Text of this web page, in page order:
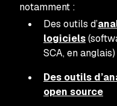
notamment :
Des outils d’
logiciels(
SCA, en anglais)
Des outils
open source